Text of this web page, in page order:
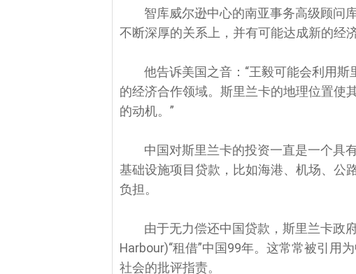
智库威尔逊中心的南亚事务高级顾问
不断深厚的关系上，并有可能达成新的经济
他告诉美国之音：“王毅可能会利用
的经济合作领域。斯里兰卡的地理位置使
的动机。”
中国对斯里兰卡的投资一直是一个具
基础设施项目贷款，比如海港、机场、公
负担。
由于无力偿还中国贷款，斯里兰卡政
Harbour)“租借”中国99年。这常常被引用
社会的批评指责。